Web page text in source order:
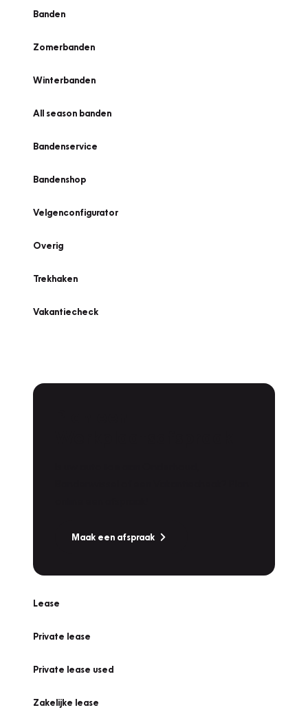
Banden
Zomerbanden
Winterbanden
All season banden
Bandenservice
Bandenshop
Velgenconfigurator
Overig
Trekhaken
Vakantiecheck
Maak een afspraak
Lease
Private lease
Private lease used
Zakelijke lease